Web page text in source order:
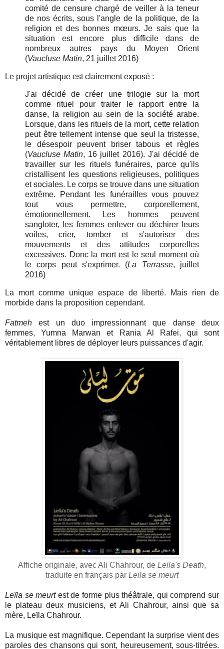
comité de censure chargé de veiller à la teneur
de nos écrits, sous l'angle de la politique, de la
religion et des bonnes mœurs. Je sais que la
situation est encore plus difficile dans de
nombreux autres pays du Moyen Orient
(Vaucluse Matin, 21 juillet 2016)
Le projet artistique est clairement exposé :
J'ai décidé de créer une trilogie sur la mort
comme rituel pour traiter le rapport entre la
danse, la religion au sein de la société arabe.
Lorsque, dans les rituels de la mort, cette relation
peut être tellement intense que seul la tristesse,
le désespoir peuvent briser tabous et règles
(Vaucluse Matin, 16 juillet 2016). J'ai décidé de
travailler sur les rituels funéraires, parce qu'ils
cristallisent les questions religieuses, politiques
et sociales. Le corps se trouve dans une situation
extrême. Pendant les funérailles vous pouvez
tout vous permettre, corporellement,
émotionnellement. Les hommes peuvent
sangloter, les femmes enlever ou déchirer leurs
voiles, crier, tomber et s'autoriser des
mouvements et des attitudes corporelles
excessives. Donc la mort est le seul moment où
le corps peut s'exprimer. (La Terrasse, juillet
2016)
La mort comme unique espace de liberté. Mais rien de
morbide dans la proposition cependant.
Fatmeh est un duo impressionnant que danse deux
femmes,Yumna Marwan et Rania Al Rafei, qui sont
véritablement libres de déployer leurs puissances d'agir.
Affiche originale, avec Ali Chahrour, de Leila's Death,
traduite en français par Leila se meurt
Leïla se meurtest de forme plus théâtrale, qui comprend sur
le plateau deux musiciens, etAli Chahrour, ainsi que sa
mère, Leïla Chahrour.
La musique est magnifique. Cependant la surprise vient des
paroles des chansons qui sont, heureusement, sous-titrées.